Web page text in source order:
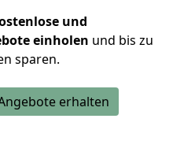
und
einholen und bis zu
sparen.
erhalten